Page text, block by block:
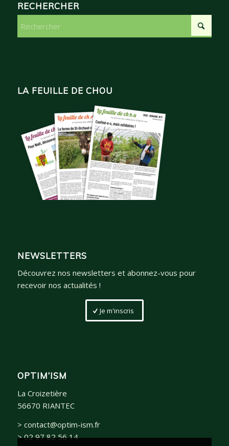
RECHERCHER
LA FEUILLE DE CHOU
NEWSLETTERS
Découvrez nos newsletters et abonnez-vous pour
recevoir nos actualités !
Je m'inscris
OPTIM’ISM
La Croizetière
56670 RIANTEC
> contact@optim-ism.fr
> 02 97 82 56 14